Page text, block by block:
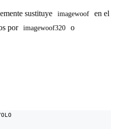
sustituye imagewoof
en el
por imagewoof320 o